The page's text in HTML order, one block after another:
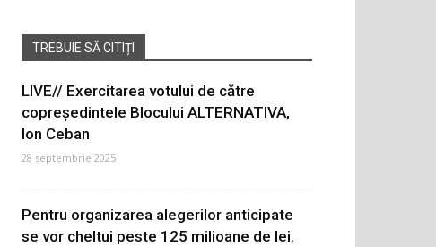
TREBUIE SĂ CITIȚI
LIVE// Exercitarea votului de către
copreședintele Blocului ALTERNATIVA,
Ion Ceban
28 septembrie 2025
Pentru organizarea alegerilor anticipate
se vor cheltui peste 125 milioane de lei.